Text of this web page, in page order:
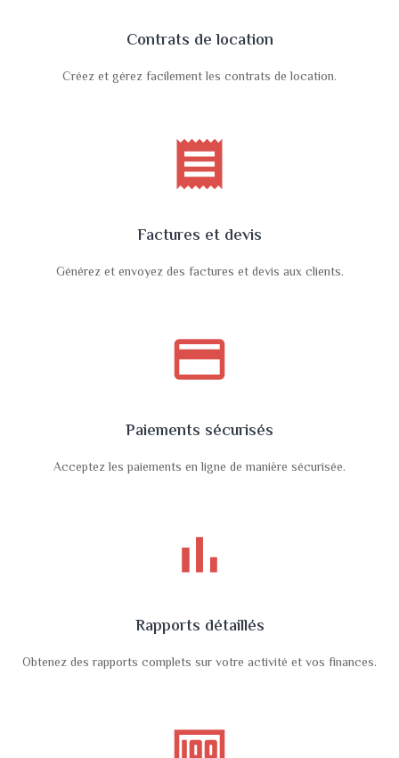
Contrats de location
Créez et gérez facilement les contrats de location.
receipt
Factures et devis
Générez et envoyez des factures et devis aux clients.
payment
Paiements sécurisés
Acceptez les paiements en ligne de manière sécurisée.
bar_chart
Rapports détaillés
Obtenez des rapports complets sur votre activité et vos finances.